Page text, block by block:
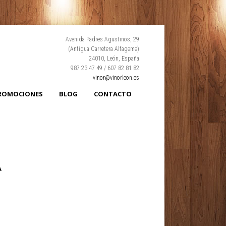
Avenida Padres Agustinos, 29
(Antigua Carretera Alfageme)
24010, León, España
987 23 47 49 / 607 82 81 82
vinor@vinorleon.es
BLOG CONTACTO